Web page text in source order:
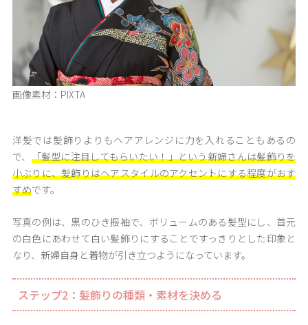
画像素材：PIXTA
洋髪では髪飾りよりもヘアアレンジに力を入れることもあるの
で、 「髪型に注目してもらいたい！」という新婦さんは髪飾りを
小ぶりに、髪飾りはヘアスタイルのアクセントにする程度がおす
すめです。
写真の例は、黒のひき振袖で、ボリュームのある髪型にし、首元
の白色にあわせて白い髪飾りにすることですっきりとした印象と
なり、新婦自身と着物が引き立つようになっています。
ステップ2：髪飾りの種類・素材を決める